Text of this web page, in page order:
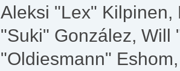
Aleksi "Lex"
"Suki" González, Will
"Oldiesmann"